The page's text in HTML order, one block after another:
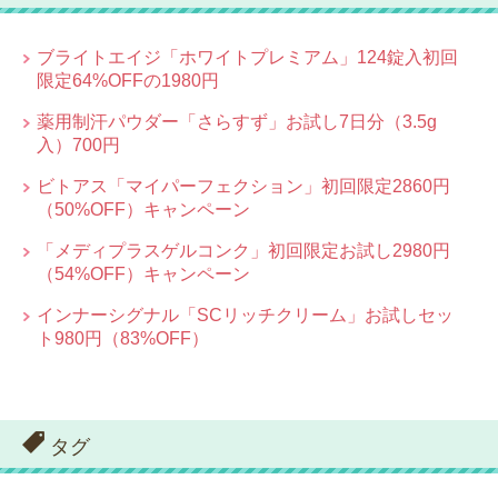
ブライトエイジ「ホワイトプレミアム」124錠入初回
限定64%OFFの1980円
薬用制汗パウダー「さらすず」お試し7日分（3.5g
入）700円
ビトアス「マイパーフェクション」初回限定2860円
（50%OFF）キャンペーン
「メディプラスゲルコンク」初回限定お試し2980円
（54%OFF）キャンペーン
インナーシグナル「SCリッチクリーム」お試しセッ
ト980円（83%OFF）
タグ